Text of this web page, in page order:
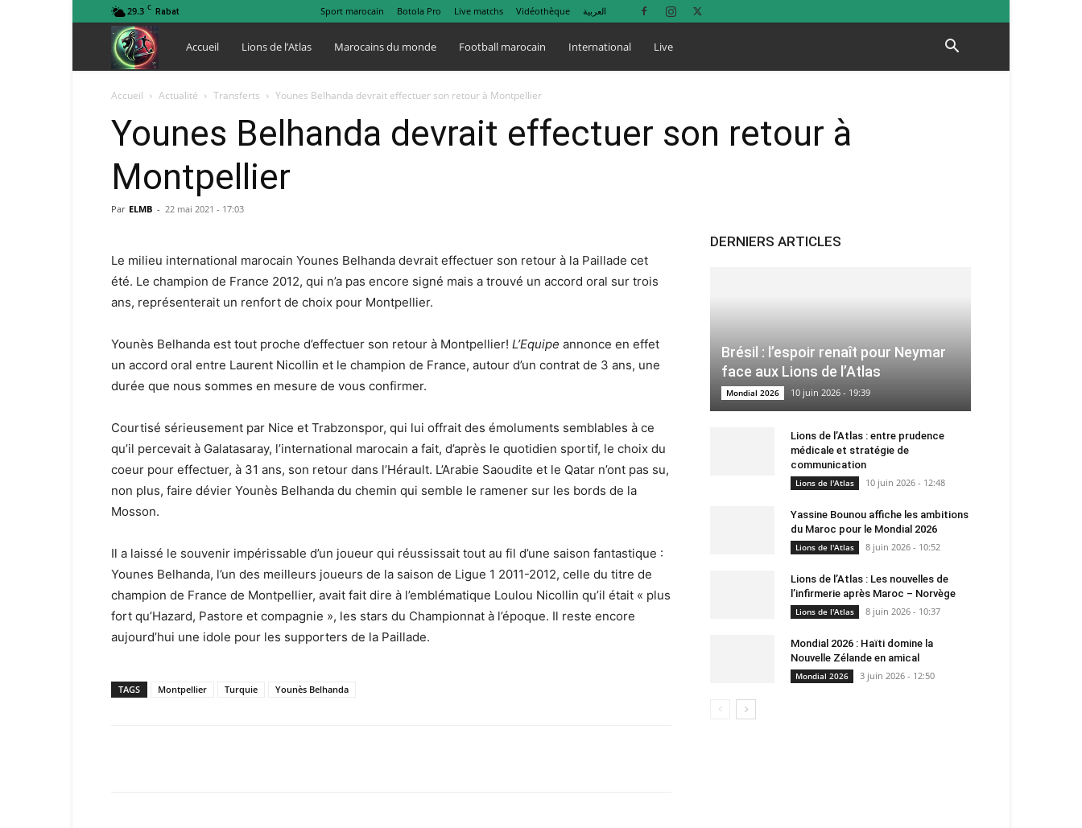
29.3 C Rabat Sport marocain Botola Pro Live matchs Vidéothèque العربية
Lions
de
l
Atlas
Accueil Lions de l’Atlas Marocains du monde Football marocain International Live
Accueil Actualité Transferts Younes Belhanda devrait effectuer son retour à Montpellier
Younes Belhanda devrait effectuer son retour à
Montpellier
Par ELMB - 22 mai 2021 - 17:03
Le milieu international marocain Younes Belhanda devrait effectuer son retour à la Paillade cet
été. Le champion de France 2012, qui n’a pas encore signé mais a trouvé un accord oral sur trois
ans, représenterait un renfort de choix pour Montpellier.
Younès Belhanda est tout proche d’effectuer son retour à Montpellier! L’Equipe annonce en effet
un accord oral entre Laurent Nicollin et le champion de France, autour d’un contrat de 3 ans, une
durée que nous sommes en mesure de vous confirmer.
Courtisé sérieusement par Nice et Trabzonspor, qui lui offrait des émoluments semblables à ce
qu’il percevait à Galatasaray, l’international marocain a fait, d’après le quotidien sportif, le choix du
coeur pour effectuer, à 31 ans, son retour dans l’Hérault. L’Arabie Saoudite et le Qatar n’ont pas su,
non plus, faire dévier Younès Belhanda du chemin qui semble le ramener sur les bords de la
Mosson.
Il a laissé le souvenir impérissable d’un joueur qui réussissait tout au fil d’une saison fantastique :
Younes Belhanda, l’un des meilleurs joueurs de la saison de Ligue 1 2011-2012, celle du titre de
champion de France de Montpellier, avait fait dire à l’emblématique Loulou Nicollin qu’il était « plus
fort qu’Hazard, Pastore et compagnie », les stars du Championnat à l’époque. Il reste encore
aujourd’hui une idole pour les supporters de la Paillade.
TAGS Montpellier Turquie Younès Belhanda
DERNIERS ARTICLES
Brésil : l’espoir renaît pour Neymar
face aux Lions de l’Atlas
Mondial 2026 10 juin 2026 - 19:39
Lions de l’Atlas : entre prudence
médicale et stratégie de
communication
Lions de l'Atlas 10 juin 2026 - 12:48
Yassine Bounou affiche les ambitions
du Maroc pour le Mondial 2026
Lions de l'Atlas 8 juin 2026 - 10:52
Lions de l’Atlas : Les nouvelles de
l’infirmerie après Maroc – Norvège
Lions de l'Atlas 8 juin 2026 - 10:37
Mondial 2026 : Haïti domine la
Nouvelle Zélande en amical
Mondial 2026 3 juin 2026 - 12:50